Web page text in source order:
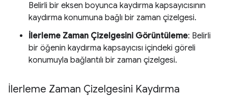
Belirli bir eksen boyunca kaydırma kapsayıcısının
kaydırma konumuna bağlı bir zaman çizelgesi.
İlerleme Zaman Çizelgesini Görüntüleme: Belirli
bir öğenin kaydırma kapsayıcısı içindeki göreli
konumuyla bağlantılı bir zaman çizelgesi.
İlerleme Zaman Çizelgesini Kaydırma